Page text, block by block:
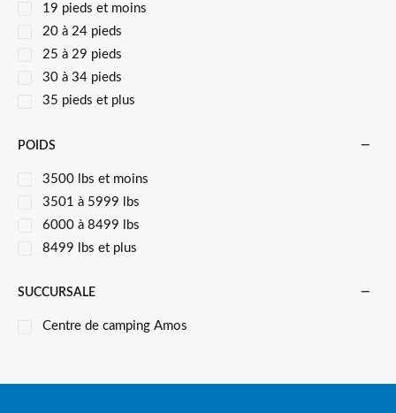
19 pieds et moins
20 à 24 pieds
25 à 29 pieds
30 à 34 pieds
35 pieds et plus
POIDS
3500 lbs et moins
3501 à 5999 lbs
6000 à 8499 lbs
8499 lbs et plus
SUCCURSALE
Centre de camping Amos